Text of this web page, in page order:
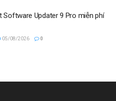
Software Updater 9 Pro miễn phí
05/08/2026 0